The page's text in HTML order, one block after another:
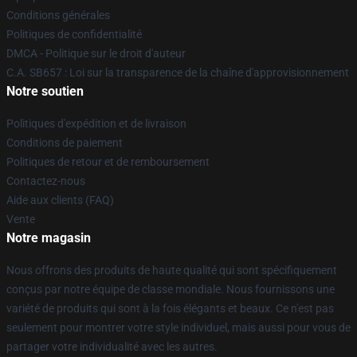
Conditions générales
Politiques de confidentialité
DMCA - Politique sur le droit d'auteur
C.A. SB657 : Loi sur la transparence de la chaîne d'approvisionnement
Notre soutien
Politiques d'expédition et de livraison
Conditions de paiement
Politiques de retour et de remboursement
Contactez-nous
Aide aux clients (FAQ)
Vente
Notre magasin
Nous offrons des produits de haute qualité qui sont spécifiquement
conçus par notre équipe de classe mondiale. Nous fournissons une
variété de produits qui sont à la fois élégants et beaux. Ce n'est pas
seulement pour montrer votre style individuel, mais aussi pour vous de
partager votre individualité avec les autres.